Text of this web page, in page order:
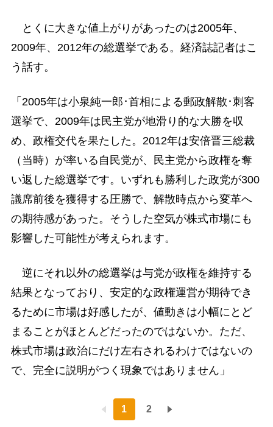
とくに大きな値上がりがあったのは2005年、
2009年、2012年の総選挙である。経済誌記者はこ
う話す。
「2005年は小泉純一郎･首相による郵政解散･刺客
選挙で、2009年は民主党が地滑り的な大勝を収
め、政権交代を果たした。2012年は安倍晋三総裁
（当時）が率いる自民党が、民主党から政権を奪
い返した総選挙です。いずれも勝利した政党が300
議席前後を獲得する圧勝で、解散時点から変革へ
の期待感があった。そうした空気が株式市場にも
影響した可能性が考えられます。
逆にそれ以外の総選挙は与党が政権を維持する
結果となっており、安定的な政権運営が期待でき
るために市場は好感したが、値動きは小幅にとど
まることがほとんどだったのではないか。ただ、
株式市場は政治にだけ左右されるわけではないの
で、完全に説明がつく現象ではありません」
1 2